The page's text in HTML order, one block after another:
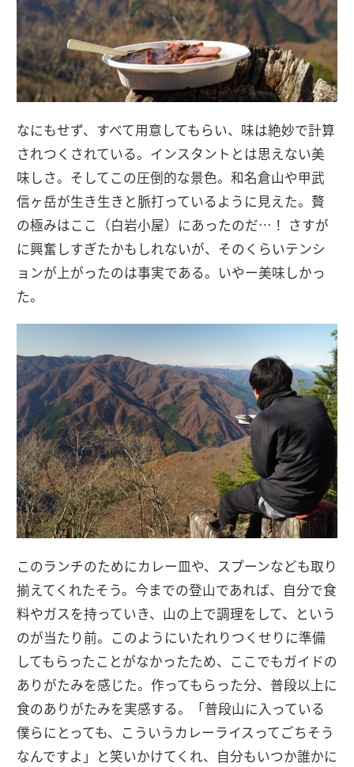
なにもせず、すべて用意してもらい、味は絶妙で計算
されつくされている。インスタントとは思えない美
味しさ。そしてこの圧倒的な景色。和名倉山や甲武
信ヶ岳が生き生きと脈打っているように見えた。贅
の極みはここ（白岩小屋）にあったのだ…！ さすが
に興奮しすぎたかもしれないが、そのくらいテンシ
ョンが上がったのは事実である。いやー美味しかっ
た。
このランチのためにカレー皿や、スプーンなども取り
揃えてくれたそう。今までの登山であれば、自分で食
料やガスを持っていき、山の上で調理をして、という
のが当たり前。このようにいたれりつくせりに準備
してもらったことがなかったため、ここでもガイドの
ありがたみを感じた。作ってもらった分、普段以上に
食のありがたみを実感する。「普段山に入っている
僕らにとっても、こういうカレーライスってごちそう
なんですよ」と笑いかけてくれ、自分もいつか誰かに